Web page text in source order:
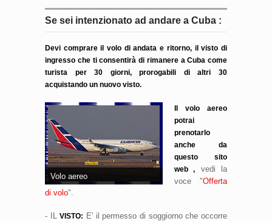
Se sei intenzionato ad andare a Cuba :
Devi comprare il volo di andata e ritorno, il visto di
ingresso che ti consentirà di rimanere a Cuba come
turista per 30 giorni, prorogabili di altri 30
acquistando un nuovo visto.
Volo aereo
Il volo aereo
potrai
prenotarlo
anche da
questo sito
web , vedi la
voce "Offerta
di volo".
- ILVISTO: E' il permesso di soggiorno che occorre